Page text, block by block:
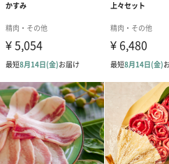
しょうゆ(国内製造)
調味料、水あめ、チ
酵母エキス／調味料
（キサンタンガム）
［和風だし72g］
しょうゆ（国内製造
ス、食塩、砂糖、か
布エキス／アルコー
部に小麦・大豆・豚